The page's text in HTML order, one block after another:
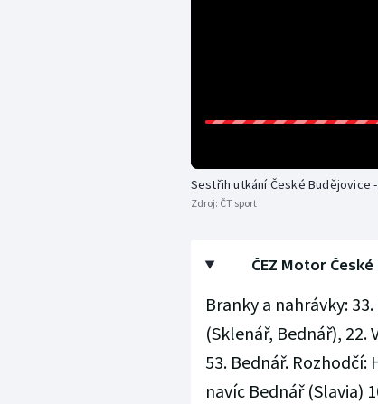
Sestřih utkání České Budějovice
Zdroj: ČT sport
ČEZ Motor
Branky a nahrávky:
(Sklenář, Bednář), 22.
53. Bednář. Rozhodčí:
navíc Bednář (Slavia)